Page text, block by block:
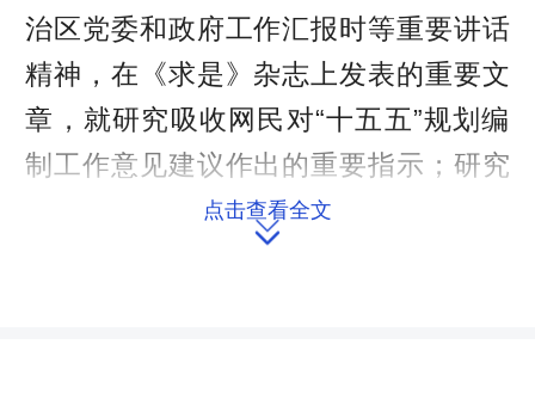
治区党委和政府工作汇报时等重要讲话
精神，在《求是》杂志上发表的重要文
章，就研究吸收网民对“十五五”规划编
制工作意见建议作出的重要指示；研究
了财经委、预算工委9月份主要工作安
点击查看全文
